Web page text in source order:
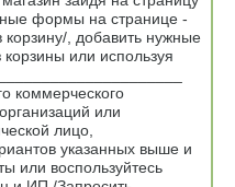
формы на странице -
корзину/, добавить нужные
или используя
коммерческого
или
лицо,
указанных выше и
или воспользуйтесь